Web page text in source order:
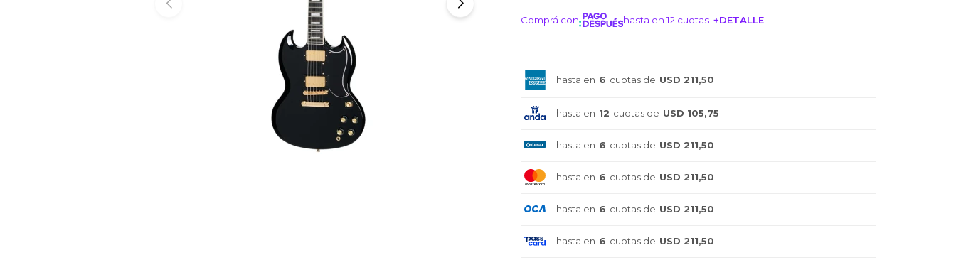
Comprá con hasta en 12 cuotas +DETALLE
hasta en 6 cuotas de USD 211,50
hasta en 12 cuotas de USD 105,75
hasta en 6 cuotas de USD 211,50
hasta en 6 cuotas de USD 211,50
hasta en 6 cuotas de USD 211,50
hasta en 6 cuotas de USD 211,50